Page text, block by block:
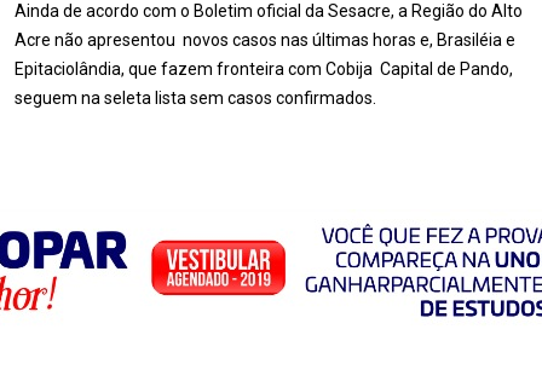
Ainda de acordo com o Boletim oficial da Sesacre, a Região do Alto
Acre não apresentou novos casos nas últimas horas e, Brasiléia e
Epitaciolândia, que fazem fronteira com Cobija Capital de Pando,
seguem na seleta lista sem casos confirmados.